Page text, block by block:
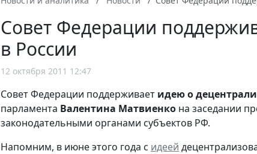
Совет Федерации
в России
12 октября 2011 12:47
Совет Федерации поддерживает идею о
парламента Валентина Матвиенко на заседании
законодательными органами субъектов РФ.
Напомним, в июне этого года с идеей